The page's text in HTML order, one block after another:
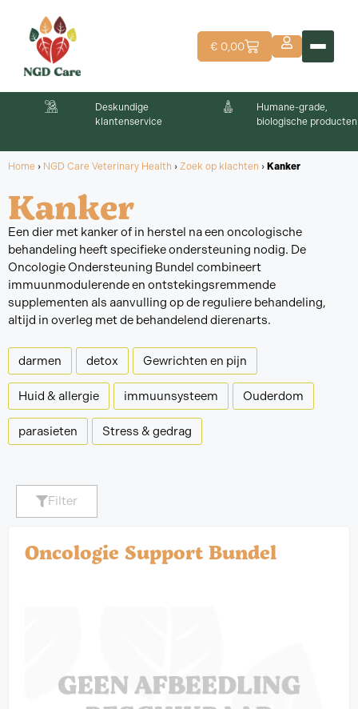
€ 0,00
Deskundige
klantenservice
Humane-grade,
biologische producten
Home › NGD Care Veterinary Health › Zoek op klachten › Kanker
Kanker
Een dier met kanker of in herstel na een oncologische
behandeling heeft specifieke ondersteuning nodig. De
Oncologie Ondersteuning Bundel combineert
immuunmodulerende en ontstekingsremmende
supplementen als aanvulling op de reguliere behandeling,
altijd in overleg met de behandelend dierenarts.
darmen detox Gewrichten en pijn
Huid & allergie immuunsysteem Ouderdom
parasieten Stress & gedrag
Filter
Oncologie Support Bundel